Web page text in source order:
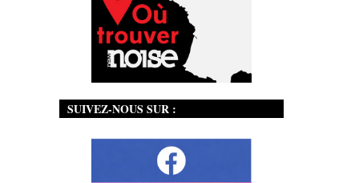
SUIVEZ-NOUS SUR :